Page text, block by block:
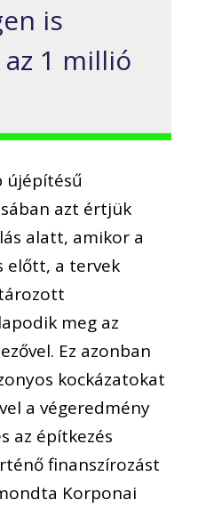
is
1 millió
újépítésű
azt értjük
alatt, amikor a
előtt, a tervek
meg az
Ez azonban
kockázatokat
a végeredmény
az építkezés
finanszírozást
Korponai